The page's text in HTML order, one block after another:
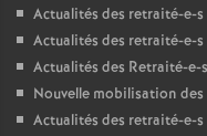
Actualités des retraité-e-s
Actualités des retraité-e-s
Actualités des Retraité-e-
Nouvelle mobilisation
Actualités des retraité-e-s